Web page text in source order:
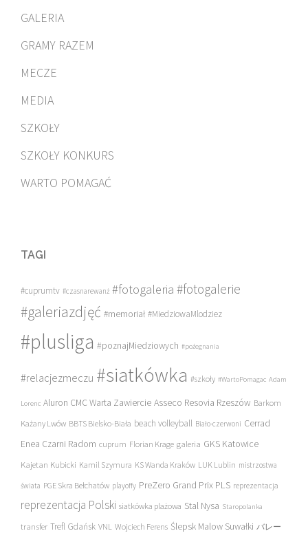
GALERIA
GRAMY RAZEM
MECZE
MEDIA
SZKOŁY
SZKOŁY KONKURS
WARTO POMAGAĆ
TAGI
#cuprumtv #czasnarewanż #fotogaleria #fotogalerie
#galeriazdjęć #memoriał #MiedziowaMlodziez
#plusliga #poznajMiedziowych #pożegnania
#relacjezmeczu #siatkówka #szkoły #WartoPomagac Adam
Lorenc Aluron CMC Warta Zawiercie Asseco Resovia Rzeszów Barkom
Każany Lwów BBTS Bielsko-Biała beach volleyball Biało-czerwoni Cerrad
Enea Czarni Radom cuprum Florian Krage galeria GKS Katowice
Kajetan Kubicki Kamil Szymura KS Wanda Kraków LUK Lublin mistrzostwa
świata PGE Skra Bełchatów playoffy PreZero Grand Prix PLS reprezentacja
reprezentacja Polski siatkówka plażowa Stal Nysa Staropolanka
transfer Trefl Gdańsk VNL Wojciech Ferens Ślepsk Malow Suwałki バレー